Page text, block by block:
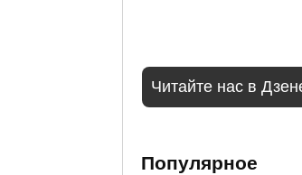
Читайте нас в
Популярное